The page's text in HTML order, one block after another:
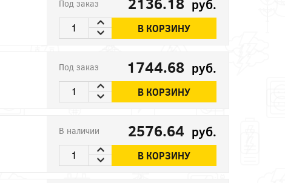
Под заказ руб.
В КОРЗИНУ
Под заказ 1744.68 руб.
В КОРЗИНУ
В наличии 2576.64 руб.
В КОРЗИНУ